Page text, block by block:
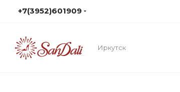
+7(3952)601909
Иркутск